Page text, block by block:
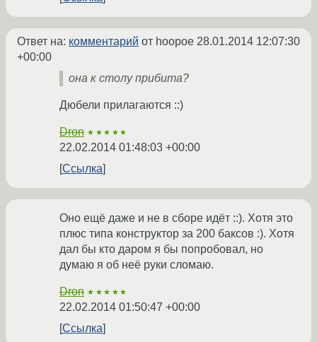
Ответ на: комментарий от hoopoe 28.01.2014 12:07:30
+00:00
она к столу прибита?
Дюбели прилагаются ::)
Dron ★★★★★
22.02.2014 01:48:03 +00:00
Ссылка
Оно ещё даже и не в сборе идёт ::). Хотя это
плюс типа конструктор за 200 баксов :). Хотя
дал бы кто даром я бы попробовал, но
думаю я об неё руки сломаю.
Dron ★★★★★
22.02.2014 01:50:47 +00:00
Ссылка